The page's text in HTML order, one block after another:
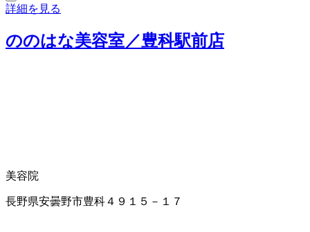
詳細を見る
ののはな美容室／豊科駅前店
美容院
長野県安曇野市豊科４９１５－１７